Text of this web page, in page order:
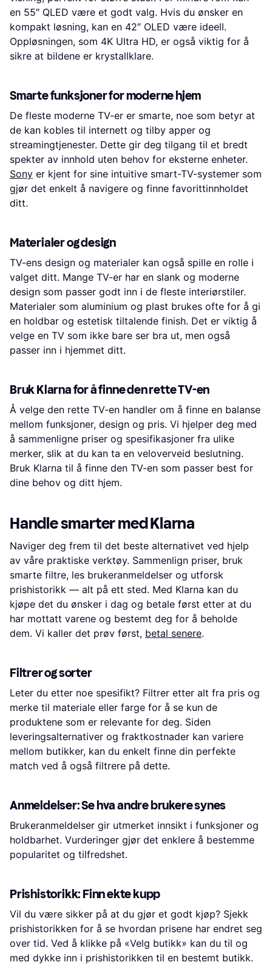
en 55″ QLED være et godt valg. Hvis du ønsker en
kompakt løsning, kan en 42″ OLED være ideell.
Oppløsningen, som 4K Ultra HD, er også viktig for å
sikre at bildene er krystallklare.
Smarte funksjoner for moderne hjem
De fleste moderne TV-er er smarte, noe som betyr at
de kan kobles til internett og tilby apper og
streamingtjenester. Dette gir deg tilgang til et bredt
spekter av innhold uten behov for eksterne enheter.
Sony er kjent for sine intuitive smart-TV-systemer som
gjør det enkelt å navigere og finne favorittinnholdet
ditt.
Materialer og design
TV-ens design og materialer kan også spille en rolle i
valget ditt. Mange TV-er har en slank og moderne
design som passer godt inn i de fleste interiørstiler.
Materialer som aluminium og plast brukes ofte for å gi
en holdbar og estetisk tiltalende finish. Det er viktig å
velge en TV som ikke bare ser bra ut, men også
passer inn i hjemmet ditt.
Bruk Klarna for å finne den rette TV-en
Å velge den rette TV-en handler om å finne en balanse
mellom funksjoner, design og pris. Vi hjelper deg med
å sammenligne priser og spesifikasjoner fra ulike
merker, slik at du kan ta en veloverveid beslutning.
Bruk Klarna til å finne den TV-en som passer best for
dine behov og ditt hjem.
Handle smarter med Klarna
Naviger deg frem til det beste alternativet ved hjelp
av våre praktiske verktøy. Sammenlign priser, bruk
smarte filtre, les brukeranmeldelser og utforsk
prishistorikk — alt på ett sted. Med Klarna kan du
kjøpe det du ønsker i dag og betale først etter at du
har mottatt varene og bestemt deg for å beholde
dem. Vi kaller det prøv først, betal senere.
Filtrer og sorter
Leter du etter noe spesifikt? Filtrer etter alt fra pris og
merke til materiale eller farge for å se kun de
produktene som er relevante for deg. Siden
leveringsalternativer og fraktkostnader kan variere
mellom butikker, kan du enkelt finne din perfekte
match ved å også filtrere på dette.
Anmeldelser: Se hva andre brukere synes
Brukeranmeldelser gir utmerket innsikt i funksjoner og
holdbarhet. Vurderinger gjør det enklere å bestemme
popularitet og tilfredshet.
Prishistorikk: Finn ekte kupp
Vil du være sikker på at du gjør et godt kjøp? Sjekk
prishistorikken for å se hvordan prisene har endret seg
over tid. Ved å klikke på «Velg butikk» kan du til og
med dykke inn i prishistorikken til en bestemt butikk.